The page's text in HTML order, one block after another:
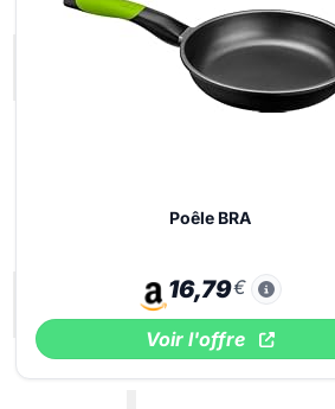
Poêle BRA
16,79€
Voir l'offre